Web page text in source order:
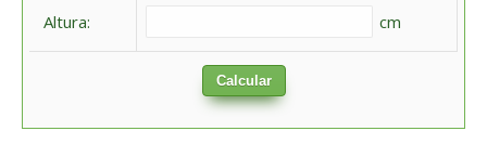
Altura: cm
Calcular